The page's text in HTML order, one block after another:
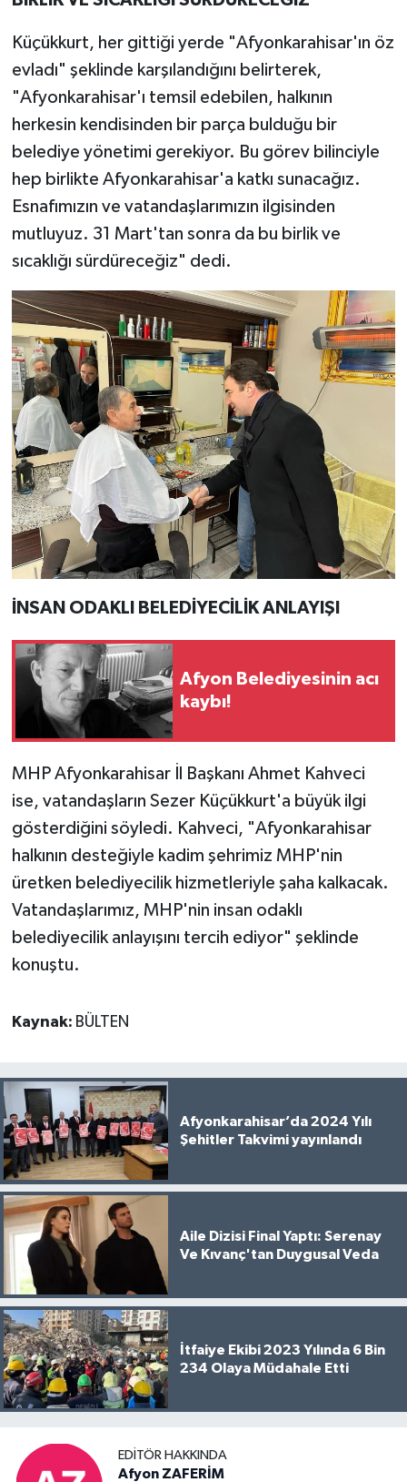
Küçükkurt, her gittiği yerde "Afyonkarahisar'ın öz
evladı" şeklinde karşılandığını belirterek,
"Afyonkarahisar'ı temsil edebilen, halkının
herkesin kendisinden bir parça bulduğu bir
belediye yönetimi gerekiyor. Bu görev bilinciyle
hep birlikte Afyonkarahisar'a katkı sunacağız.
Esnafımızın ve vatandaşlarımızın ilgisinden
mutluyuz. 31 Mart'tan sonra da bu birlik ve
sıcaklığı sürdüreceğiz" dedi.
İNSAN ODAKLI BELEDİYECİLİK ANLAYIŞI
Afyon Belediyesinin acı
kaybı!
MHP Afyonkarahisar İl Başkanı Ahmet Kahveci
ise, vatandaşların Sezer Küçükkurt'a büyük ilgi
gösterdiğini söyledi. Kahveci, "Afyonkarahisar
halkının desteğiyle kadim şehrimiz MHP'nin
üretken belediyecilik hizmetleriyle şaha kalkacak.
Vatandaşlarımız, MHP'nin insan odaklı
belediyecilik anlayışını tercih ediyor" şeklinde
konuştu.
Kaynak: BÜLTEN
Afyonkarahisar’da 2024 Yılı
Şehitler Takvimi yayınlandı
Aile Dizisi Final Yaptı: Serenay
Ve Kıvanç'tan Duygusal Veda
İtfaiye Ekibi 2023 Yılında 6 Bin
234 Olaya Müdahale Etti
EDITÖR HAKKINDA
Afyon ZAFERİM